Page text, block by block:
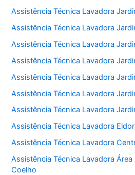
Assistência Técnica Lavadora
Assistência Técnica Lavadora
Assistência Técnica Lavadora
Assistência Técnica Lavadora
Assistência Técnica Lavadora
Assistência Técnica Lavadora
Assistência Técnica Lavadora
Assistência Técnica Lavadora
Assistência Técnica Lavadora
Assistência Técnica Lavadora Área
Coelho